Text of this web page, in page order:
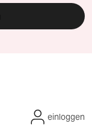
einloggen